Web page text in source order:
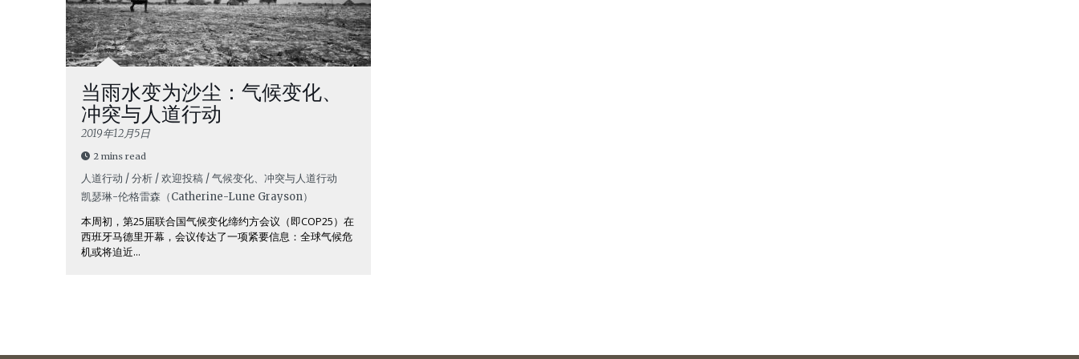
当雨水变为沙尘：气候变化、
冲突与人道行动
2019年12月5日
2 mins read
人道行动 / 分析 / 欢迎投稿 / 气候变化、冲突与人道行动
凯瑟琳-伦·格雷森（Catherine-Lune Grayson）
本周初，第25届联合国气候变化缔约方会议（即COP25）在
西班牙马德里开幕，会议传达了一项紧要信息：全球气候危
机或将迫近...